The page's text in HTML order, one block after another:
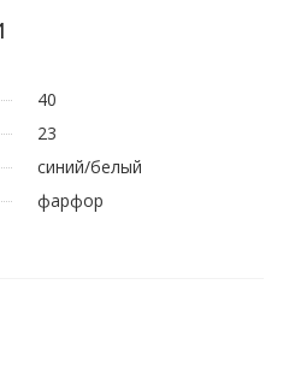
40
23
синий/белый
фарфор